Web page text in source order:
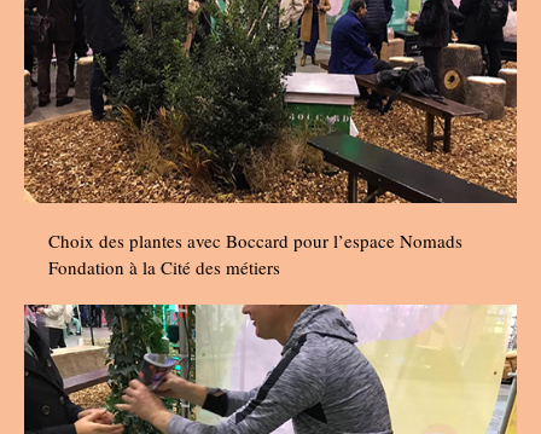
Choix des plantes avec Boccard pour l’espace Nomads
Fondation à la Cité des métiers